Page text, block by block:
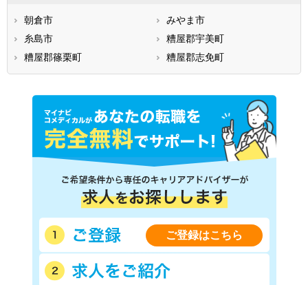
朝倉市
みやま市
糸島市
糟屋郡宇美町
糟屋郡篠栗町
糟屋郡志免町
ご登録はこちら